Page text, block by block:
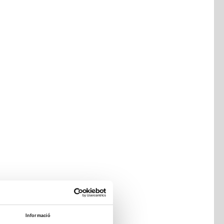
Informació